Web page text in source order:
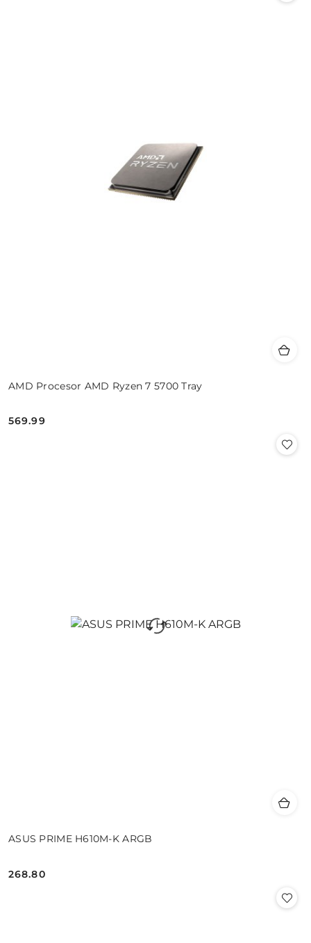
AMD Procesor AMD Ryzen 7 5700 Tray
Cena:
569.99
ASUS PRIME H610M-K ARGB
Cena:
268.80